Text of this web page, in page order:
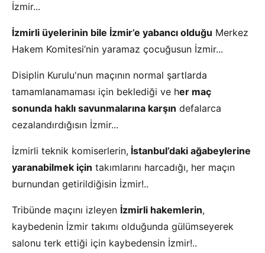
İzmir...
İzmirli üyelerinin bile İzmir’e yabancı olduğu Merkez
Hakem Komitesi’nin yaramaz çocuğusun İzmir...
Disiplin Kurulu'nun maçının normal şartlarda
tamamlanamaması için beklediği ve her maç
sonunda haklı savunmalarına karşın defalarca
cezalandırdığısın İzmir...
İzmirli teknik komiserlerin, İstanbul’daki ağabeylerine
yaranabilmek için takımlarını harcadığı, her maçın
burnundan getirildiğisin İzmir!..
Tribünde maçını izleyen İzmirli hakemlerin,
kaybedenin İzmir takımı olduğunda gülümseyerek
salonu terk ettiği için kaybedensin İzmir!..